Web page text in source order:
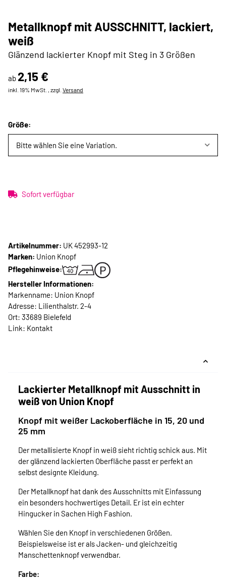
Metallknopf mit AUSSCHNITT, lackiert,
weiß
Glänzend lackierter Knopf mit Steg in 3 Größen
ab 2,15 €
inkl. 19% MwSt. , zzgl. Versand
Größe:
Bitte wählen Sie eine Variation.
Sofort verfügbar
Artikelnummer: UK 452993-12
Marken: Union Knopf
Pflegehinweise:
Hersteller Informationen:
Markenname: Union Knopf
Adresse: Lilienthalstr. 2-4
Ort: 33689 Bielefeld
Link: Kontakt
Lackierter Metallknopf mit Ausschnitt in
weiß von Union Knopf
Knopf mit weißer Lackoberfläche in 15, 20 und
25 mm
Der metallisierte Knopf in weiß sieht richtig schick aus. Mit
der glänzend lackierten Oberfläche passt er perfekt an
selbst designte Kleidung.
Der Metallknopf hat dank des Ausschnitts mit Einfassung
ein besonders hochwertiges Detail. Er ist ein echter
Hingucker in Sachen High Fashion.
Wählen Sie den Knopf in verschiedenen Größen.
Beispielsweise ist er als Jacken- und gleichzeitig
Manschettenknopf verwendbar.
Farbe: